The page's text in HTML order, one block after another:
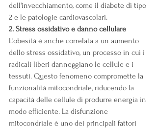
dell'invecchiamento, come il diabete di tipo
2 e le patologie cardiovascolari.
2. Stress ossidativo e danno cellulare
L'obesità è anche correlata a un aumento
dello stress ossidativo, un processo in cui i
radicali liberi danneggiano le cellule e i
tessuti. Questo fenomeno compromette la
funzionalità mitocondriale, riducendo la
capacità delle cellule di produrre energia in
modo efficiente. La disfunzione
mitocondriale è uno dei principali fattori